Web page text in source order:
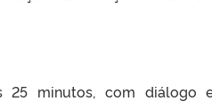
25 minutos, com diálogo